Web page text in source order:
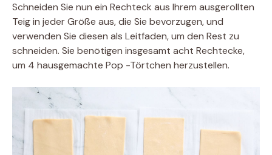
Schneiden Sie nun ein Rechteck aus Ihrem ausgerollten
Teig in jeder Größe aus, die Sie bevorzugen, und
verwenden Sie diesen als Leitfaden, um den Rest zu
schneiden. Sie benötigen insgesamt acht Rechtecke,
um 4 hausgemachte Pop -Törtchen herzustellen.